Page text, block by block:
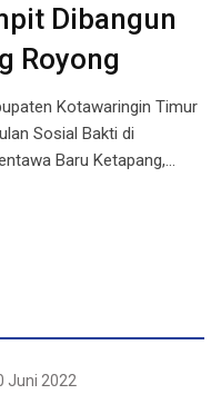
Dibangun
Royong
Kotawaringin Timur
Sosial Bakti di
Baru Ketapang,…
Juni 2022